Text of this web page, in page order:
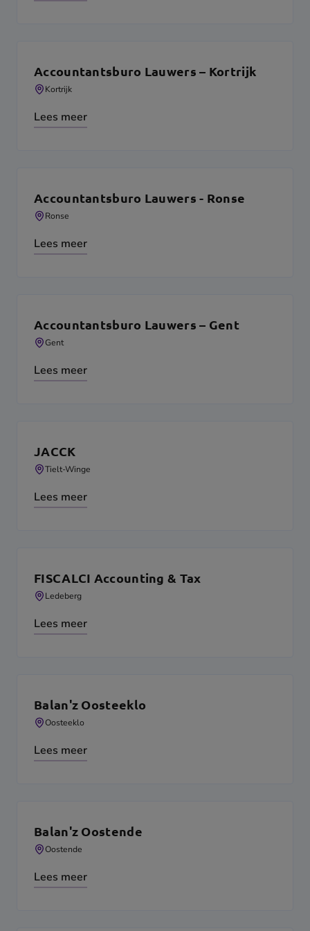
Accountantsburo Lauwers – Kortrijk
Kortrijk
Lees meer
Accountantsburo Lauwers - Ronse
Ronse
Lees meer
Accountantsburo Lauwers – Gent
Gent
Lees meer
JACCK
Tielt-Winge
Lees meer
FISCALCI Accounting & Tax
Ledeberg
Lees meer
Balan'z Oosteeklo
Oosteeklo
Lees meer
Balan'z Oostende
Oostende
Lees meer